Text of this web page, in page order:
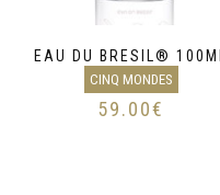
EAU DU BRESIL® 100ML
CINQ MONDES
59.00€